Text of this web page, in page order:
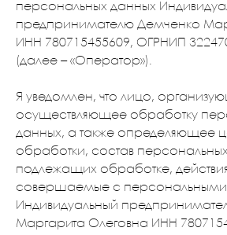
персональных данных
предпринимателю Демченко
ИНН 780715455609, ОГРНИП
(далее – «Оператор»).
Я уведомлен, что лицо,
осуществляющее обработку
данных, а также определяющее
обработки, состав
подлежащих обработке,
совершаемые с
Индивидуальный
Маргарита Олеговна ИНН